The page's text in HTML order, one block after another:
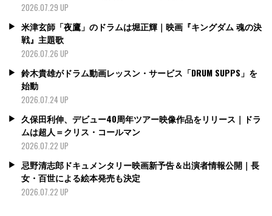
2026.07.29 UP
米津玄師「夜鷹」のドラムは堀正輝｜映画『キングダム 魂の決
戦』主題歌
2026.07.26 UP
鈴木貴雄がドラム動画レッスン・サービス「DRUM SUPPS」を
始動
2026.07.24 UP
久保田利伸、デビュー40周年ツアー映像作品をリリース｜ドラ
ムは超人＝クリス・コールマン
2026.07.22 UP
忌野清志郎ドキュメンタリー映画新予告＆出演者情報公開｜長
女・百世による絵本発売も決定
2026.07.22 UP